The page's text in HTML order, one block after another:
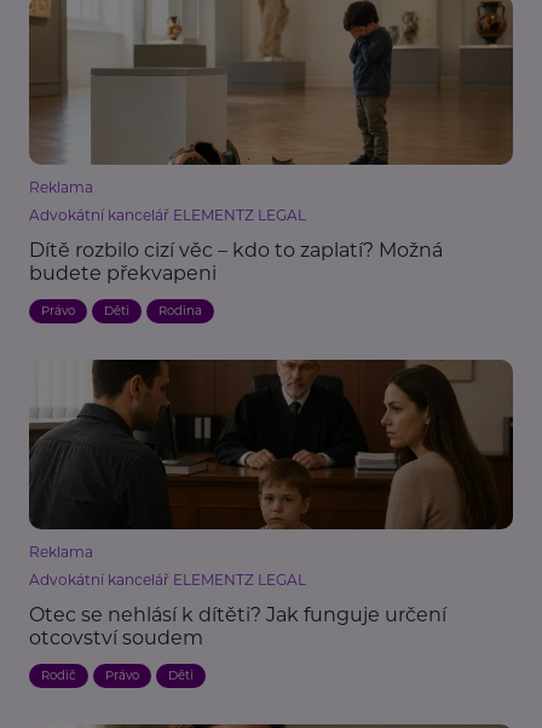
Reklama
Advokátní kancelář ELEMENTZ LEGAL
Dítě rozbilo cizí věc – kdo to zaplatí? Možná
budete překvapeni
Právo Děti Rodina
Reklama
Advokátní kancelář ELEMENTZ LEGAL
Otec se nehlásí k dítěti? Jak funguje určení
otcovství soudem
Rodič Právo Děti